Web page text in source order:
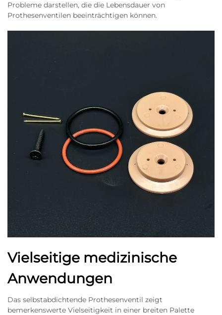
Probleme darstellen, die die Lebensdauer von
Prothesenventilen beeinträchtigen können.
Vielseitige medizinische
Anwendungen
Das selbstabdichtende Prothesenventil zeigt
bemerkenswerte Vielseitigkeit in einer breiten Palette